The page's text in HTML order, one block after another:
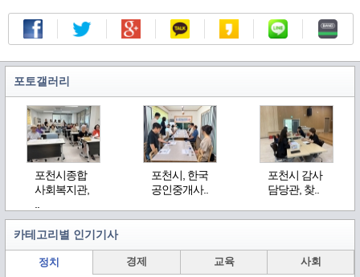
포토갤러리
포천시종합
사회복지관,
포천시, 한국
공인중개사..
포천시 감사
담당관, 찾..
카테고리별 인기기사
정치 경제 교육 사회